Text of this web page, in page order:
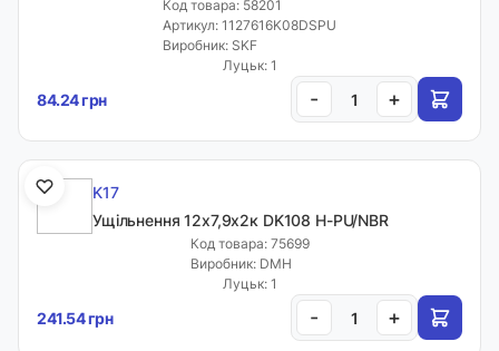
Код товара: 58201
Артикул: 1127616K08DSPU
Виробник: SKF
Луцьк: 1
84.24 грн - +
K17
Ущільнення 12х7,9х2к DK108 H-PU/NBR
Код товара: 75699
Виробник: DMH
Луцьк: 1
241.54 грн - +